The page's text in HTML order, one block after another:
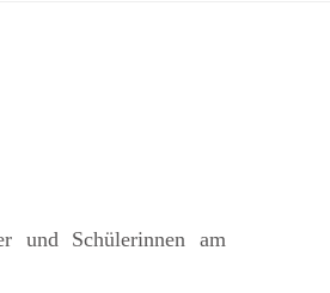
und Schülerinnen am